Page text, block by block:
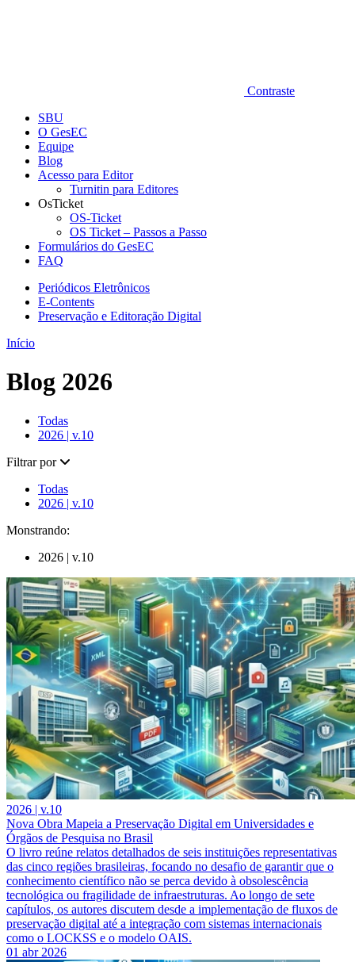
Contraste
SBU
O GesEC
Equipe
Blog
Acesso para Editor
Turnitin para Editores
OsTicket
OS-Ticket
OS Ticket – Passos a Passo
Formulários do GesEC
FAQ
Periódicos Eletrônicos
E-Contents
Preservação e Editoração Digital
Início
Blog 2026
Todas
2026 | v.10
Filtrar por
Todas
2026 | v.10
Monstrando:
2026 | v.10
2026 | v.10
Nova Obra Mapeia a Preservação Digital em Universidades e
Órgãos de Pesquisa no Brasil
O livro reúne relatos detalhados de seis instituições representativas
das cinco regiões brasileiras, focando no desafio de garantir que o
conhecimento científico não se perca devido à obsolescência
tecnológica ou fragilidade de infraestruturas. Ao longo de sete
capítulos, os autores discutem desde a implementação de fluxos de
preservação digital até a integração com sistemas internacionais
como o LOCKSS e o modelo OAIS.
01 abr 2026